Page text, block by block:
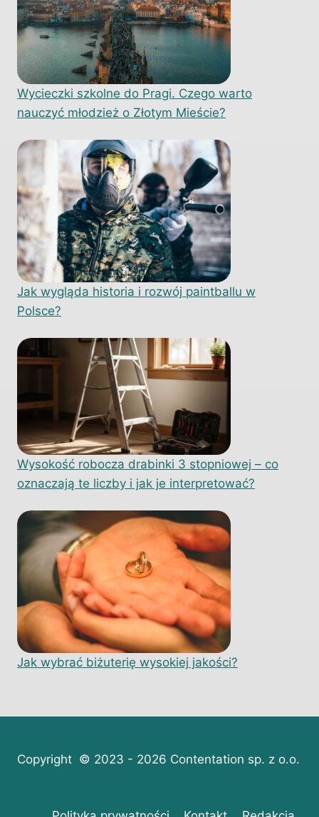
Wycieczki szkolne do Pragi. Czego warto
nauczyć młodzież o Złotym Mieście?
Jak wygląda historia i rozwój paintballu w
Polsce?
Wysokość robocza drabinki 3 stopniowej – co
oznaczają te liczby i jak je interpretować?
Jak wybrać biżuterię wysokiej jakości?
Copyright © 2023 - 2026 Contentation sp. z o.o.